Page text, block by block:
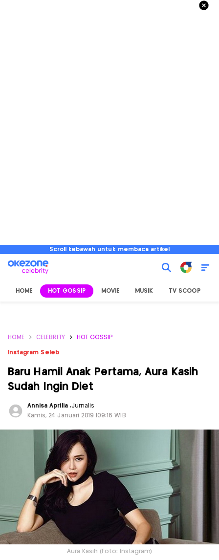
Scroll kebawah untuk membaca artikel
HOME HOT GOSSIP MOVIE MUSIK TV SCOOP
HOME CELEBRITY HOT GOSSIP
Instagram Seleb
Baru Hamil Anak Pertama, Aura Kasih
Sudah Ingin Diet
Annisa Aprilia ,Jurnalis
Kamis, 24 Januari 2019 |09:16 WIB
Aura Kasih (Foto: Instagram)